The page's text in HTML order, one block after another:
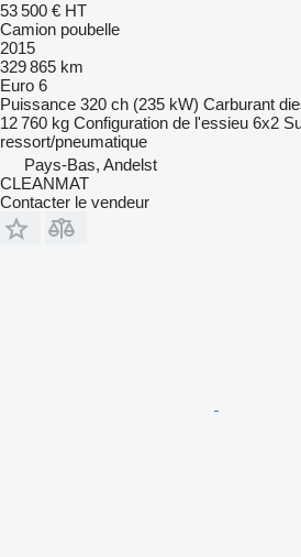
53 500 € HT
Camion poubelle
2015
329 865 km
Euro 6
Puissance 320 ch (235 kW) Carburant
12 760 kg Configuration de l'essieu 6x2
ressort/pneumatique
Pays-Bas, Andelst
CLEANMAT
Contacter le vendeur